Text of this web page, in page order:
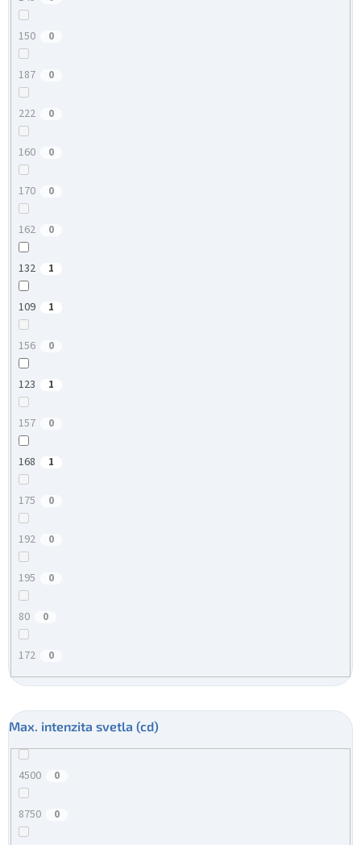
150 0
187 0
222 0
160 0
170 0
162 0
132 1
109 1
156 0
123 1
157 0
168 1
175 0
192 0
195 0
80 0
172 0
Max. intenzita svetla (cd)
4500 0
8750 0